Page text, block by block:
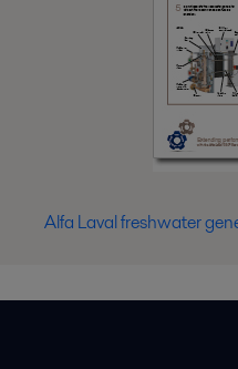
Alfa Laval freshwater